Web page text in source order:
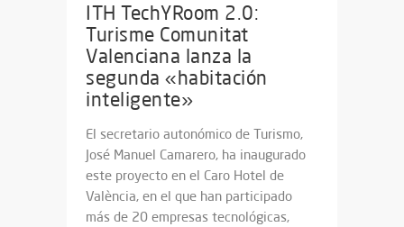
ITH TechYRoom 2.0:
Turisme Comunitat
Valenciana lanza la
segunda «habitación
inteligente»
El secretario autonómico de Turismo,
José Manuel Camarero, ha inaugurado
este proyecto en el Caro Hotel de
València, en el que han participado
más de 20 empresas tecnológicas,